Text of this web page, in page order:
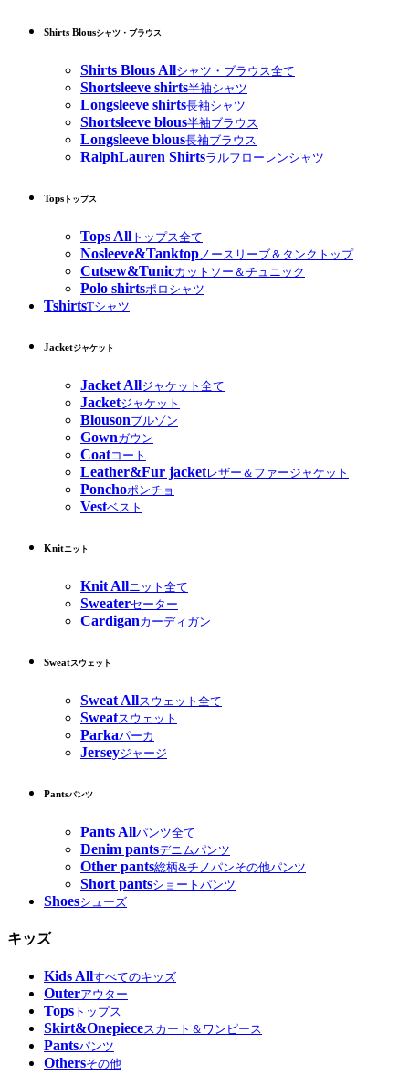
Shirts Blousシャツ・ブラウス
Shirts Blous Allシャツ・ブラウス全て
Shortsleeve shirts半袖シャツ
Longsleeve shirts長袖シャツ
Shortsleeve blous半袖ブラウス
Longsleeve blous長袖ブラウス
RalphLauren Shirtsラルフローレンシャツ
Tops トップス
Tops All トップス全て
Nosleeve&Tanktop ノースリーブ＆タンクトップ
Cutsew&Tunicカットソー＆チュニック
Polo shirtsポロシャツ
TshirtsTシャツ
Jacketジャケット
Jacket Allジャケット全て
Jacketジャケット
Blousonブルゾン
Gownガウン
Coatコート
Leather&Fur jacketレザー＆ファージャケット
Ponchoポンチョ
Vestベスト
Knitニット
Knit Allニット全て
Sweaterセーター
Cardiganカーディガン
Sweatスウェット
Sweat Allスウェット全て
Sweatスウェット
Parkaパーカ
Jerseyジャージ
Pantsパンツ
Pants Allパンツ全て
Denim pantsデニムパンツ
Other pants総柄&チノパンその他パンツ
Short pantsショートパンツ
Shoesシューズ
キッズ
Kids Allすべてのキッズ
Outerアウター
Tops トップス
Skirt&Onepieceスカート＆ワンピース
Pantsパンツ
Othersその他